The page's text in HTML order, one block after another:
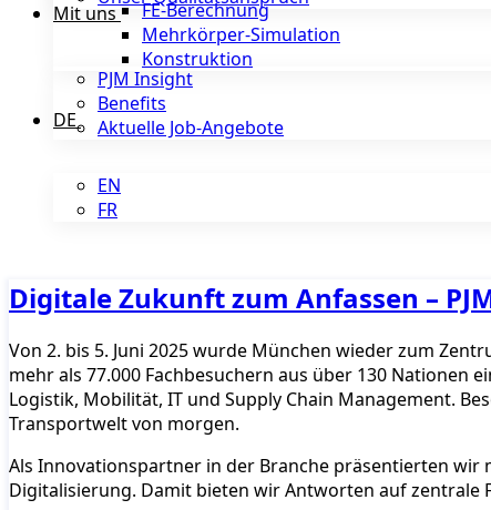
FE-Berechnung
Mehrkörper-Simulation
Konstruktion
Mit uns
PJM Insight
Benefits
Aktuelle Job-Angebote
DE
EN
FR
Digitale Zukunft zum Anfassen –
Von 2. bis 5. Juni 2025 wurde München wieder zum
mehr als 77.000 Fachbesuchern aus über 130 Nationen
Logistik, Mobilität, IT und Supply Chain Management.
Transportwelt von morgen.
Als Innovationspartner in der Branche präsentierten wir
Digitalisierung. Damit bieten wir Antworten auf